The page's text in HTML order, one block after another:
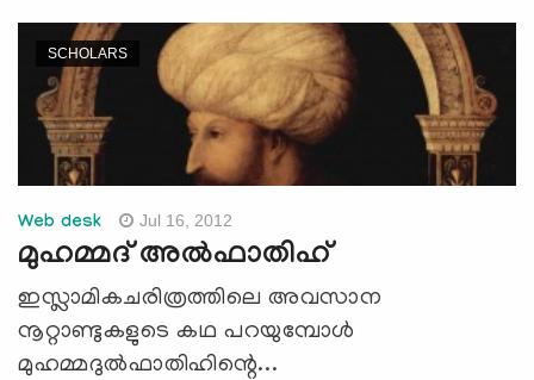
SCHOLARS
Web desk Jul 16, 2012
മുഹമ്മദ് അല്‍ഫാതിഹ്
ഇസ്ലാമികചരിത്രത്തിലെ അവസാന
നൂറ്റാണ്ടുകളുടെ കഥ പറയുമ്പോള്‍
മുഹമ്മദുല്‍ഫാതിഹിന്റെ...